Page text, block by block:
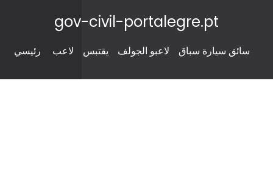
gov-civil-portalegre.pt
رئيسي لاعب يقتبس لاعبو الجولف سائق سيارة سباق